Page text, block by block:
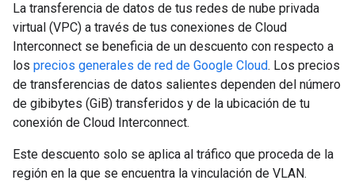
La transferencia de datos de tus redes de nube privada
virtual (VPC) a través de tus conexiones de Cloud
Interconnect se beneficia de un descuento con respecto a
los precios generales de red de Google Cloud. Los precios
de transferencias de datos salientes dependen del número
de gibibytes (GiB) transferidos y de la ubicación de tu
conexión de Cloud Interconnect.
Este descuento solo se aplica al tráfico que proceda de la
región en la que se encuentra la vinculación de VLAN.